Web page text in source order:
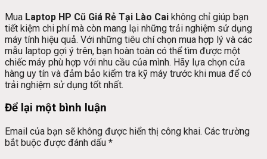
Mua Laptop HP Cũ Giá Rẻ Tại Lào Cai không chỉ giúp bạn
tiết kiệm chi phí mà còn mang lại những trải nghiệm sử dụng
máy tính hiệu quả. Với những tiêu chí chọn mua hợp lý và các
mẫu laptop gợi ý trên, bạn hoàn toàn có thể tìm được một
chiếc máy phù hợp với nhu cầu của mình. Hãy lựa chọn cửa
hàng uy tín và đảm bảo kiểm tra kỹ máy trước khi mua để có
trải nghiệm sử dụng tốt nhất.
Để lại một bình luận
Email của bạn sẽ không được hiển thị công khai. Các trường
bắt buộc được đánh dấu *